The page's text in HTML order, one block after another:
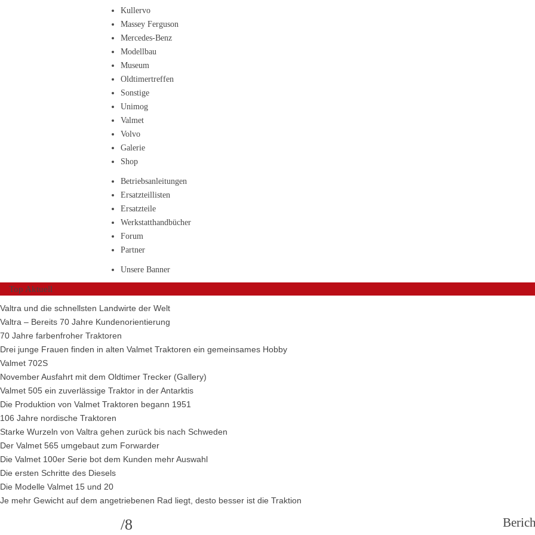
Kullervo
Massey Ferguson
Mercedes-Benz
Modellbau
Museum
Oldtimertreffen
Sonstige
Unimog
Valmet
Volvo
Galerie
Shop
Betriebsanleitungen
Ersatzteillisten
Ersatzteile
Werkstatthandbücher
Forum
Partner
Unsere Banner
Top Aktuell
Valtra und die schnellsten Landwirte der Welt
Valtra – Bereits 70 Jahre Kundenorientierung
70 Jahre farbenfroher Traktoren
Drei junge Frauen finden in alten Valmet Traktoren ein gemeinsames Hobby
Valmet 702S
November Ausfahrt mit dem Oldtimer Trecker (Gallery)
Valmet 505 ein zuverlässige Traktor in der Antarktis
Die Produktion von Valmet Traktoren begann 1951
106 Jahre nordische Traktoren
Starke Wurzeln von Valtra gehen zurück bis nach Schweden
Der Valmet 565 umgebaut zum Forwarder
Die Valmet 100er Serie bot dem Kunden mehr Auswahl
Die ersten Schritte des Diesels
Die Modelle Valmet 15 und 20
Je mehr Gewicht auf dem angetriebenen Rad liegt, desto besser ist die Traktion
/8